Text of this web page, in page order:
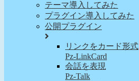
テーマ導入してみた
プラグイン導入してみた
公開プラグイン
リンクをカード形式
Pz-LinkCard
会話を表現
Pz-Talk